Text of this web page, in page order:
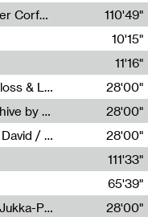
Écouter sans les yeux : Esther Meunier Corfdyr
110'49"
10'15"
11'16"
Radia Show #1111 : Schisma Gulf, Isogloss & Lament For The Old Clock By Harvey Young / Resonance
28'00"
Radia Show #1110 : Freeze, Asian Archive by Avita Maheen / Radio Worm
28'00"
Radia Show #1109 : Funfair by Marius David / JET FM
28'00"
111'33"
Sarah Tritz,Elene Lapiashivili,Justin Marconnet,Mateo Cuche,Esther Lechevalier,Suzie Lecroart,Romance Castelet
65'39"
Radia Show #1108 : as or another by Jukka-Pekka Kervinen / Rádio Zero
28'00"